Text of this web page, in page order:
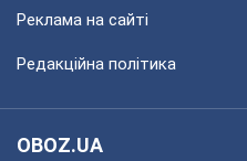
Реклама на сайті
Редакційна політика
OBOZ.UA